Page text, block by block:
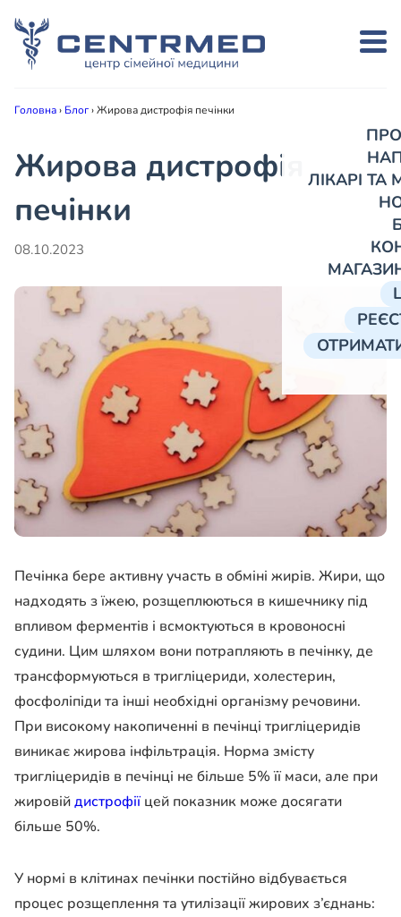
ЛІКАРІ
Головна› Блог›Жирова дистрофія печінки
Жирова дистрофія
печінки
08.10.2023
Печінка бере активну участь в обміні жирів. Жири, що
надходять з їжею, розщеплюються в кишечнику під
впливом ферментів і всмоктуються в кровоносні
судини. Цим шляхом вони потрапляють в печінку, де
трансформуються в тригліцериди, холестерин,
фосфоліпіди та інші необхідні організму речовини.
При високому накопиченні в печінці тригліцеридів
виникає жирова інфільтрація. Норма змісту
тригліцеридів в печінці не більше 5% її маси, але при
жировійдистрофіїцей показник може досягати
більше 50%.
У нормі в клітинах печінки постійно відбувається
процес розщеплення та утилізації жирових з’єднань: